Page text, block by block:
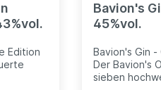
Edition
Bavion's
45%vol.
Bavion's Gin
Der Bavion's
sieben